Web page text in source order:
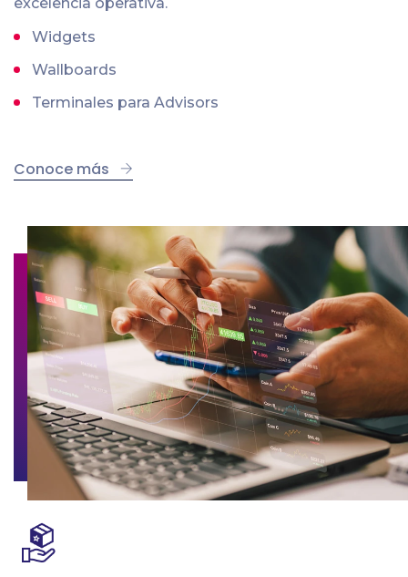
Widgets
Wallboards
Terminales para Advisors
Conoce más